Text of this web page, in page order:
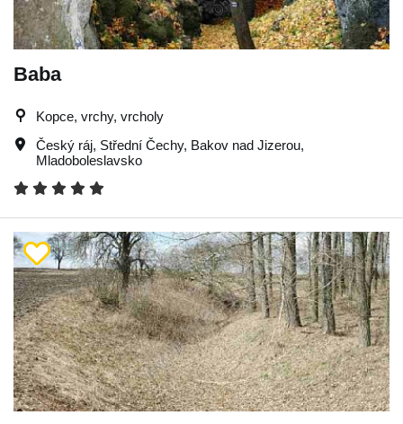
Baba
Kopce, vrchy, vrcholy
Český ráj, Střední Čechy, Bakov nad Jizerou,
Mladoboleslavsko